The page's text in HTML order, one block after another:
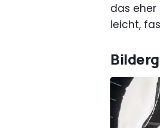
das eher
leicht,